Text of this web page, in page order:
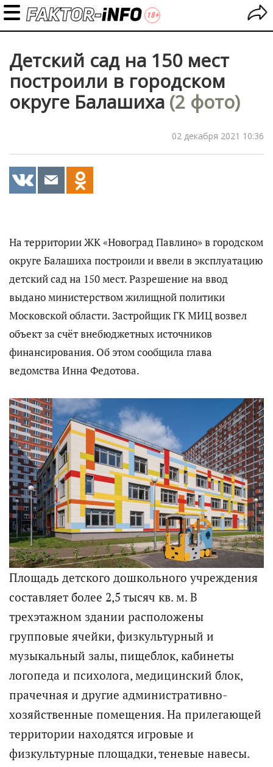
Детский сад на 150 мест
построили в городском
округе Балашиха (2 фото)
02 декабря 2021 10:36
На территории ЖК «Новоград Павлино» в городском
округе Балашиха построили и ввели в эксплуатацию
детский сад на 150 мест. Разрешение на ввод
выдано министерством жилищной политики
Московской области. Застройщик ГК МИЦ возвел
объект за счёт внебюджетных источников
финансирования. Об этом сообщила глава
ведомства Инна Федотова.
Площадь детского дошкольного учреждения
составляет более 2,5 тысяч кв. м. В
трехэтажном здании расположены
групповые ячейки, физкультурный и
музыкальный залы, пищеблок, кабинеты
логопеда и психолога, медицинский блок,
прачечная и другие административно-
хозяйственные помещения. На прилегающей
территории находятся игровые и
физкультурные площадки, теневые навесы.